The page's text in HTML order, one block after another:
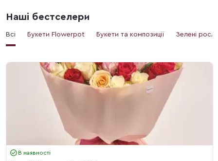
Наші бестселери
Всі Букети Flowerpot Букети та композиції Зелені
В наявності